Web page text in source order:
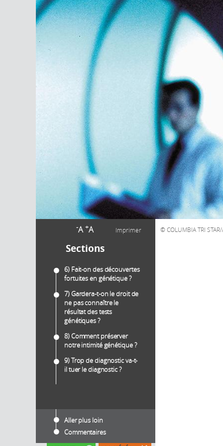
-A +A Imprimer
Sections
6) Fait-on des découvertes
fortuites en génétique ?
7) Gardera-t-on le droit de
ne pas connaître le
résultat des tests
génétiques ?
8) Comment préserver
notre intimité génétique ?
9) Trop de diagnostic va-t-
il tuer le diagnostic ?
Aller plus loin
Commentaires
COLUMBIA TRI